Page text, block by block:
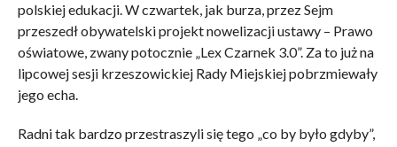
polskiej edukacji. W czwartek, jak burza, przez Sejm
przeszedł obywatelski projekt nowelizacji ustawy – Prawo
oświatowe, zwany potocznie „Lex Czarnek 3.0”. Za to już na
lipcowej sesji krzeszowickiej Rady Miejskiej pobrzmiewały
jego echa.
Radni tak bardzo przestraszyli się tego „co by było gdyby”,